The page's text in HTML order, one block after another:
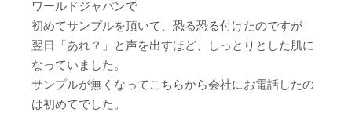
ワールドジャパンで
初めてサンプルを頂いて、恐る恐る付けたのですが
翌日「あれ？」と声を出すほど、しっとりとした肌に
なっていました。
サンプルが無くなってこちらから会社にお電話したの
は初めてでした。